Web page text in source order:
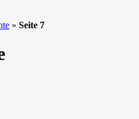
» Seite 7